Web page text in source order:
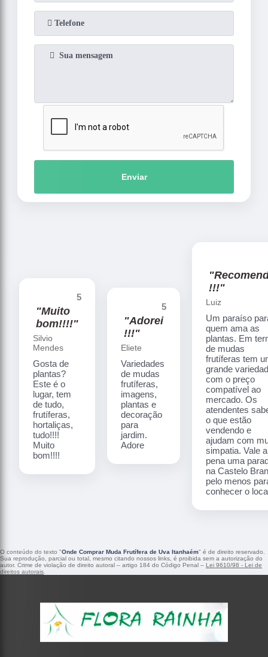
Enviar
5
"Muito
bom!!!!"
Silvio
Mendes
Gosta de
plantas?
Este é o
lugar, tem
de tudo,
frutíferas,
hortaliças,
tudo!!!!
Muito
bom!!!!
5
"Adorei
!!!"
Eliete
Variedades
de mudas
frutíferas,
imagens,
plantas e
decoração
para
jardim.
Adore
!!!"
Luiz
Um paraíso
quem ama as
plantas. Em
de mudas
frutíferas tem
grande
com o preço
compatível ao
mercado. Os
atendentes
o que estão
vendendo e
ajudam com
simpatia. Vale a
pena uma
na Castelo
pelo menos
conhecer o
O conteúdo do texto "Onde Comprar Muda Frutífera de Uva Itanhaém" é de direito reservado.
Sua reprodução, parcial ou total, mesmo citando nossos links, é proibida sem a autorização do
autor. Crime de violação de direito autoral – artigo 184 do Código Penal – Lei 9610/98 - Lei de
direitos autorais